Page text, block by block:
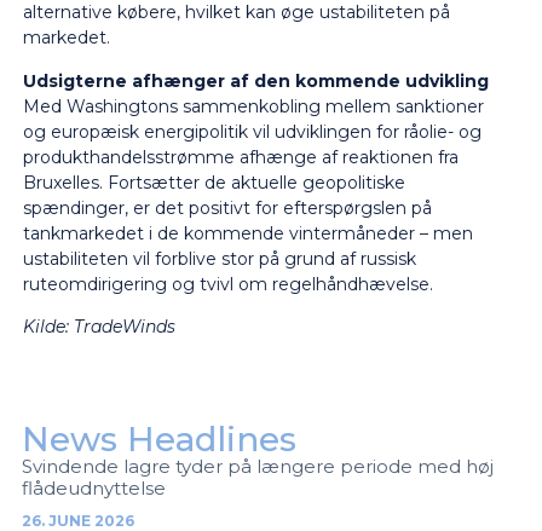
alternative købere, hvilket kan øge ustabiliteten på
markedet.
Udsigterne afhænger af den kommende udvikling
Med Washingtons sammenkobling mellem sanktioner
og europæisk energipolitik vil udviklingen for råolie- og
produkthandelsstrømme afhænge af reaktionen fra
Bruxelles. Fortsætter de aktuelle geopolitiske
spændinger, er det positivt for efterspørgslen på
tankmarkedet i de kommende vintermåneder – men
ustabiliteten vil forblive stor på grund af russisk
ruteomdirigering og tvivl om regelhåndhævelse.
Kilde: TradeWinds
News Headlines
Svindende lagre tyder på længere periode med høj
flådeudnyttelse
26. JUNE 2026